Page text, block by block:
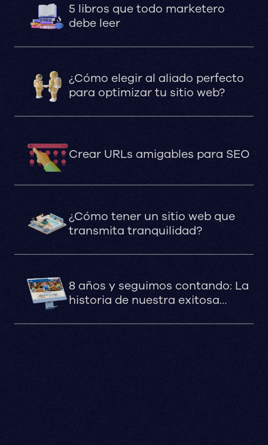
5 libros que todo marketero
debe leer
¿Cómo elegir al aliado perfecto
para optimizar tu sitio web?
Crear URLs amigables para SEO
¿Cómo tener un sitio web que
transmita tranquilidad?
8 años y seguimos contando: La
historia de nuestra exitosa
Fernando